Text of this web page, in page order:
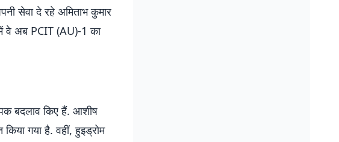
सेवा दे रहे अमिताभ कुमार
में वे अब PCIT (AU)-1 का
बदलाव किए हैं. आशीष
गया है. वहीं, हुइड्रोम